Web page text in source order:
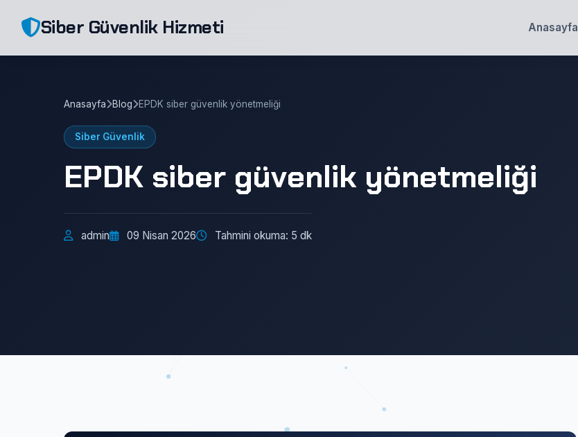
Siber Güvenlik Hizmeti Anasayfa
Anasayfa Blog EPDK siber güvenlik yönetmeliği
Siber Güvenlik
EPDK siber güvenlik yönetmeliği
admin 09 Nisan 2026 Tahmini okuma: 5 dk